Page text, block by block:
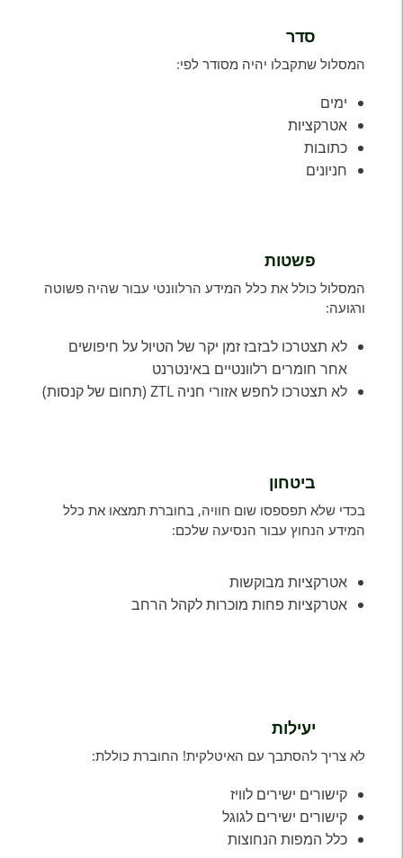
תשרי
2026)
סדר
המסלול שתקבלו יהיה מסודר לפי:
ימים
אטרקציות
כתובות
חניונים
פשטות
המסלול כולל את כלל המידע הרלוונטי עבור שהיה פשוטה
ורגועה:
לא תצטרכו לבזבז זמן יקר של הטיול על חיפושים
אחר חומרים רלוונטיים באינטרנט
לא תצטרכו לחפש אזורי חניה ZTL (תחום של קנסות)
ביטחון
בכדי שלא תפספסו שום חוויה, בחוברת תמצאו את כלל
המידע הנחוץ עבור הנסיעה שלכם:
אטרקציות מבוקשות
אטרקציות פחות מוכרות לקהל הרחב
יעילות
לא צריך להסתבך עם האיטלקית! החוברת כוללת:
קישורים ישירים לוויז
קישורים ישירים לגוגל
כלל המפות הנחוצות